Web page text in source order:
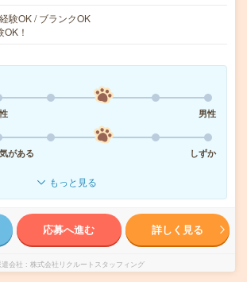
験OK / ブランクOK
！
男性
がある
しずか
もっと見る
応募へ進む 詳しく見る
会社 株式会社リクルートスタッフィング